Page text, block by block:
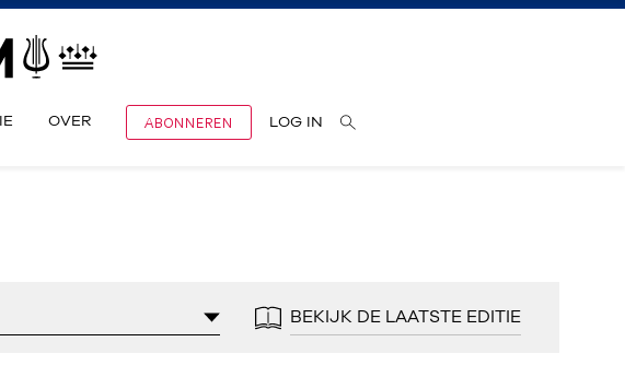
OVER ABONNEREN LOG IN
BEKIJK DE LAATSTE EDITIE